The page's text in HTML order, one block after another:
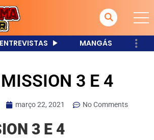
ENTREVISTAS MANGÁS
3 E 4
março 22, 2021 No Comments
3 E 4